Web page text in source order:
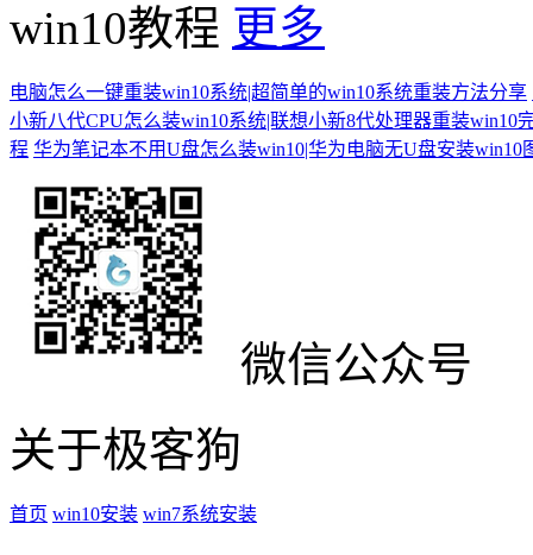
win10教程 更多
电脑怎么一键重装win10系统|超简单的win10系统重装方法分享
小新八代CPU怎么装win10系统|联想小新8代处理器重装win10
程 华为笔记本不用U盘怎么装win10|华为电脑无U盘安装win10
微信公众号
关于极客狗
首页 win10安装 win7系统安装